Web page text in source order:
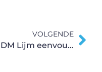
VOLGENDE
EPDM Lijm eenvoudig online te bestellen